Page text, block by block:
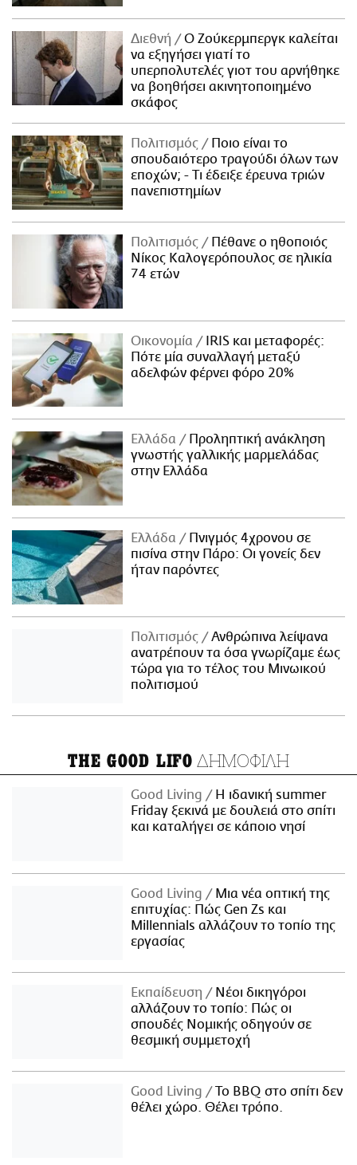
Διεθνή
Ο Ζούκερμπεργκ καλείται
να εξηγήσει γιατί το
υπερπολυτελές γιοτ του αρνήθηκε
να βοηθήσει ακινητοποιημένο
σκάφος
Πολιτισμός
Ποιο είναι το
σπουδαιότερο τραγούδι όλων των
εποχών; - Τι έδειξε έρευνα τριών
πανεπιστημίων
Πολιτισμός
Πέθανε ο ηθοποιός
Νίκος Καλογερόπουλος σε ηλικία
74 ετών
Οικονομία
IRIS και μεταφορές:
Πότε μία συναλλαγή μεταξύ
αδελφών φέρνει φόρο 20%
Ελλάδα
Προληπτική ανάκληση
γνωστής γαλλικής μαρμελάδας
στην Ελλάδα
Ελλάδα
Πνιγμός 4χρονου σε
πισίνα στην Πάρο: Οι γονείς δεν
ήταν παρόντες
Πολιτισμός
Ανθρώπινα λείψανα
ανατρέπουν τα όσα γνωρίζαμε έως
τώρα για το τέλος του Μινωικού
πολιτισμού
THE GOOD LIFO ΔΗΜΟΦΙΛΗ
Good Living
Η ιδανική summer
Friday ξεκινά με δουλειά στο σπίτι
και καταλήγει σε κάποιο νησί
Good Living
Μια νέα οπτική της
επιτυχίας: Πώς Gen Zs και
Millennials αλλάζουν το τοπίο της
εργασίας
Εκπαίδευση
Νέοι δικηγόροι
αλλάζουν το τοπίο: Πώς οι
σπουδές Νομικής οδηγούν σε
θεσμική συμμετοχή
Good Living
Το BBQ στο σπίτι δεν
θέλει χώρο. Θέλει τρόπο.